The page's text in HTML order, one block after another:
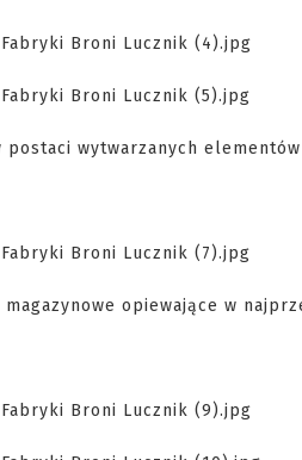
postaci wytwarzanych elementów
opiewające w